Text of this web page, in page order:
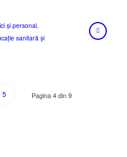
și personal,
sanitară și
Pagina 4 din 9
5